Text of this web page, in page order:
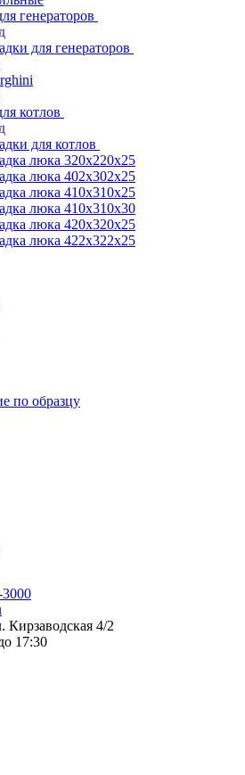
генераторов
для генераторов
котлов
для котлов
люка 320x220x25
люка 402x302x25
люка 410x310x25
люка 410х310х30
люка 420x320x25
люка 422x322x25
по образцу
Кирзаводская 4/2
17:30